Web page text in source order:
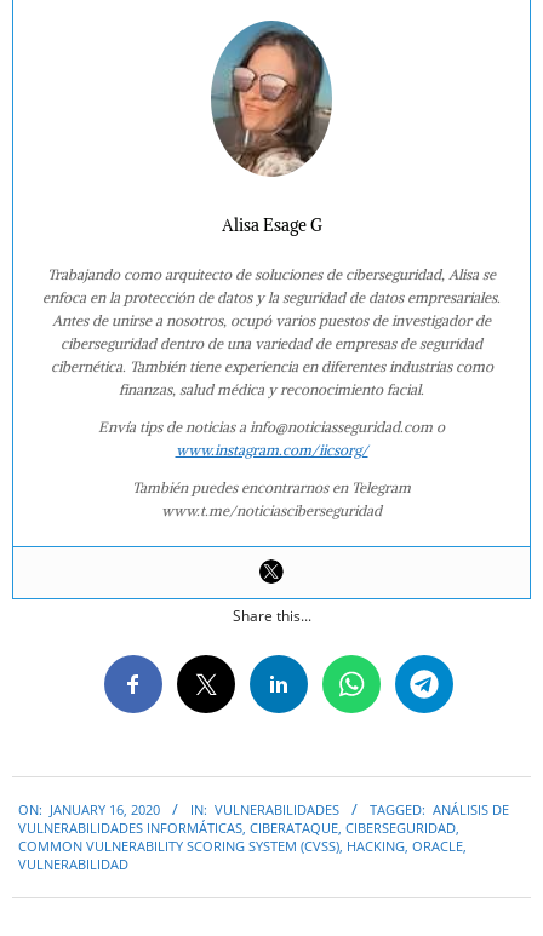
Alisa Esage G
Trabajando como arquitecto de soluciones de ciberseguridad, Alisa se
enfoca en la protección de datos y la seguridad de datos empresariales.
Antes de unirse a nosotros, ocupó varios puestos de investigador de
ciberseguridad dentro de una variedad de empresas de seguridad
cibernética. También tiene experiencia en diferentes industrias como
finanzas, salud médica y reconocimiento facial.
Envía tips de noticias a info@noticiasseguridad.com o
www.instagram.com/iicsorg/
También puedes encontrarnos en Telegram
www.t.me/noticiasciberseguridad
Share this...
01-
16
ON: JANUARY 16, 2020 IN: VULNERABILIDADES TAGGED: ANÁLISIS DE
VULNERABILIDADES INFORMÁTICAS, CIBERATAQUE, CIBERSEGURIDAD,
COMMON VULNERABILITY SCORING SYSTEM (CVSS), HACKING, ORACLE,
VULNERABILIDAD